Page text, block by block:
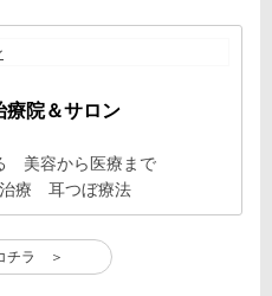
療院＆サロン
美容から医療まで
療 耳つぼ療法
チラ ＞